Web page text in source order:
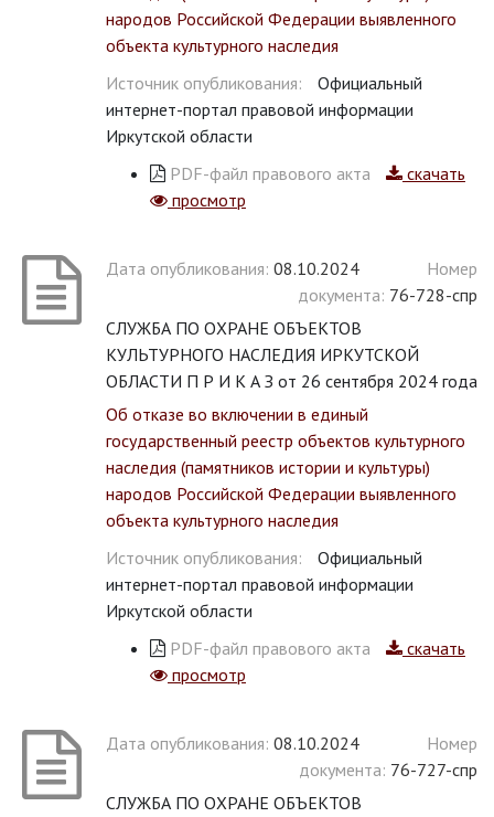
народов Российской Федерации выявленного
объекта культурного наследия
Источник опубликования:
Официальный
интернет-портал правовой информации
Иркутской области
PDF-файл правового акта
скачать
просмотр
Дата опубликования: 08.10.2024
Номер
документа: 76-728-спр
СЛУЖБА ПО ОХРАНЕ ОБЪЕКТОВ
КУЛЬТУРНОГО НАСЛЕДИЯ ИРКУТСКОЙ
ОБЛАСТИ П Р И К А З от 26 сентября 2024 года
Об отказе во включении в единый
государственный реестр объектов культурного
наследия (памятников истории и культуры)
народов Российской Федерации выявленного
объекта культурного наследия
Источник опубликования:
Официальный
интернет-портал правовой информации
Иркутской области
PDF-файл правового акта
скачать
просмотр
Дата опубликования: 08.10.2024
Номер
документа: 76-727-спр
СЛУЖБА ПО ОХРАНЕ ОБЪЕКТОВ